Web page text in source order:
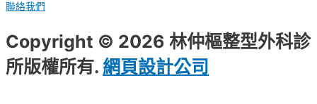
聯絡我們
Copyright © 2026 林仲樞整型外科診
所版權所有. 網頁設計公司